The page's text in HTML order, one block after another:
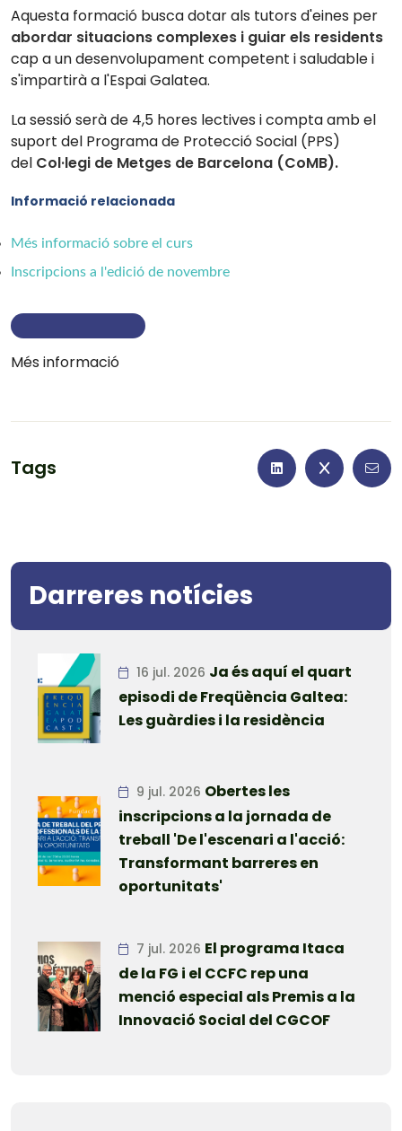
Aquesta formació busca dotar als tutors d'eines per
abordar situacions complexes i guiar els residents
cap a un desenvolupament competent i saludable i
s'impartirà a l'Espai Galatea.
La sessió serà de 4,5 hores lectives i comptaamb el
suport del Programa de Protecció Social (PPS)
del Col·legi de Metges de Barcelona (CoMB).
Informació relacionada
Més informació sobre el curs
Inscripcions a l'edició de novembre
Més informació
Tags
Darreres notícies
16 jul. 2026 Ja és aquí el quart
episodi de Freqüència Galtea:
Les guàrdies i la residència
9 jul. 2026 Obertes les
inscripcions a la jornada de
treball 'De l'escenari a l'acció:
Transformant barreres en
oportunitats'
7 jul. 2026 El programa Itaca
de la FG i el CCFC rep una
menció especial als Premis a la
Innovació Social del CGCOF